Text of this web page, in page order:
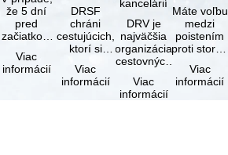
že 5 dní
pred
začiatkom
(deň
príjazdu)
Viac
informácií
DRSF
chráni
cestujúcich,
ktorí si
zájazd
alebo
Viac
informácií
kancelárií
DRV je
najväčšia
organizácia
cestovných
organizátorov
zájazdov v …
Viac
informácií
Máte voľbu
medzi
poistením
proti stornu
cestovným
Viac
informácií